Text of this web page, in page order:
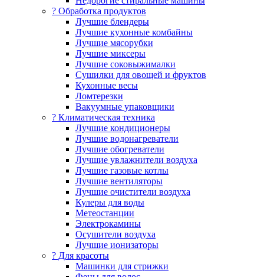
? Обработка продуктов
Лучшие блендеры
Лучшие кухонные комбайны
Лучшие мясорубки
Лучшие миксеры
Лучшие соковыжималки
Сушилки для овощей и фруктов
Кухонные весы
Ломтерезки
Вакуумные упаковщики
?️ Климатическая техника
Лучшие кондиционеры
Лучшие водонагреватели
Лучшие обогреватели
Лучшие увлажнители воздуха
Лучшие газовые котлы
Лучшие вентиляторы
Лучшие очистители воздуха
Кулеры для воды
Метеостанции
Электрокамины
Осушители воздуха
Лучшие ионизаторы
? Для красоты
Машинки для стрижки